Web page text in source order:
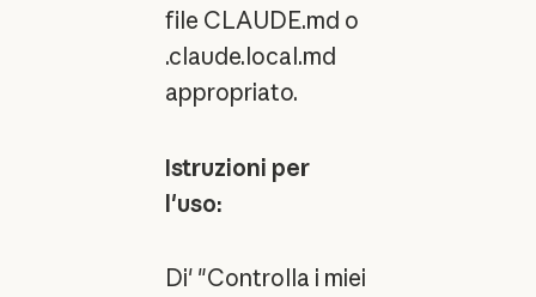
file CLAUDE.md o
.claude.local.md
appropriato.
Istruzioni per
l'uso:
Di' "Controlla i miei